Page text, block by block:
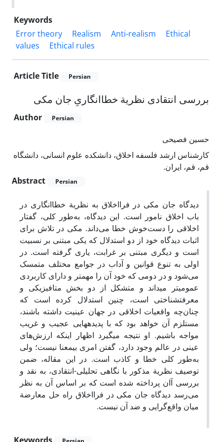
Keywords
Error theory
Realism Anti-realism
Ethical
values
Ethical rules
Article Title Persian
بررسی انتقادی نظریة خطاانگاریِ جان مکی
Author Persian
حسین فصیحی
کارشناس ارشد فلسفه اخلاق، دانشکده علوم انسانی، دانشگاه
قم، قم، ایران.
Abstract
Persian
دیدگاه جان مکی در فرااخلاق به نظریة خطاانگاری در
باب اخلاق نامور است. این دیدگاه، به‌طور کلی، گفتار
اخلاقی را دست‌خوش خطا می‌داند. مکی در تلاش برای
اثبات دیدگاه خود از دو استدلال که یکی مبتنی بر نسبیت
است و دیگری مبتنی بر غرابت، یاری گرفته است. در
اولی به تنوع قوانین و آداب در جوامع مختلف متمسک
می‌شود و در دومی که خود آن را مهم­تر و دارای کاربردی
عمومی­تر می­داند و متشکل از دو بخش متافیزیکی و
معرفت­شناختی است، چنین استدلال کرده است که
چنان‌چه واقعیات اخلاقی در جهان عینیت داشته باشند،
مستلزم آن خواهد بود که با پدیده­هایی عجیب و غریب
مواجه باشیم. او نتیجه می­گیرد اظهار اینکه ارزش‌های
عینی در عالم وجود دارد، گفتن امری بی­معنا نیست؛ ولی
به‌طور کلی خطا و کاذب است. در این مقاله، ضمن
توصیف نظریة مذکور با نگاهی تحلیلی-انتقادی، به نقد و
بررسی آان پرداخته شده است که بر اساس آن به نظر
می‌رسد دیدگاه جان مکی در فرااخلاق راه حل معارضة
میان واقع‌گرایی و ضد آن نیست.